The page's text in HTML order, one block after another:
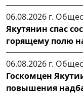
06.08.2026 г.
Якутянин спас
горящему полю
06.08.2026 г.
Госкомцен
повышения